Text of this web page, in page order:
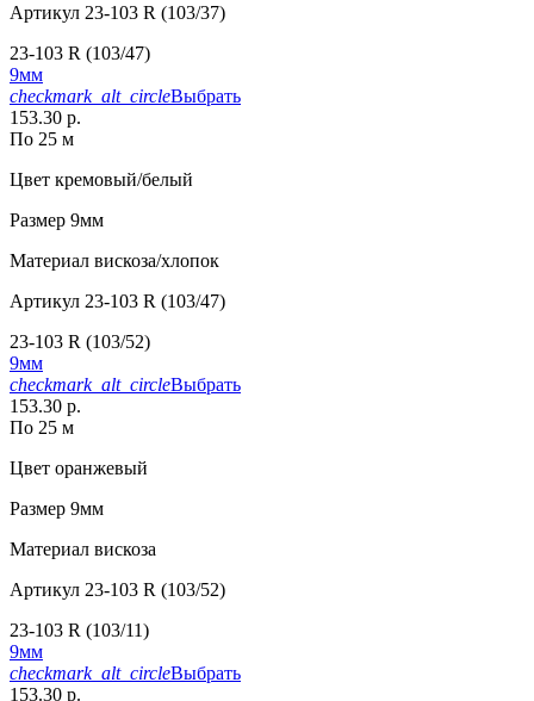
Артикул 23-103 R (103/37)
23-103 R (103/47)
9мм
checkmark_alt_circleВыбрать
153.30 р.
По 25 м
Цвет кремовый/белый
Размер 9мм
Материал вискоза/хлопок
Артикул 23-103 R (103/47)
23-103 R (103/52)
9мм
checkmark_alt_circleВыбрать
153.30 р.
По 25 м
Цвет оранжевый
Размер 9мм
Материал вискоза
Артикул 23-103 R (103/52)
23-103 R (103/11)
9мм
checkmark_alt_circleВыбрать
153.30 р.